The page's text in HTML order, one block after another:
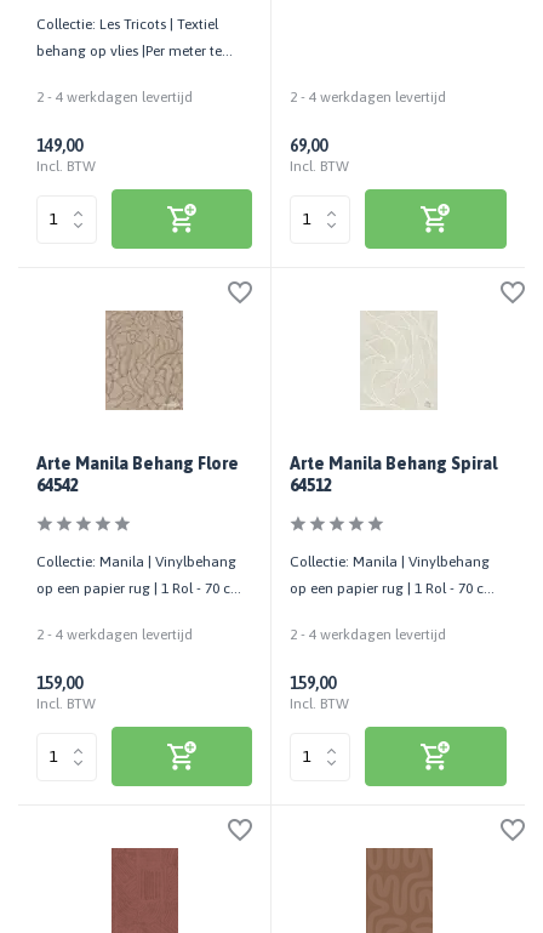
Collectie: Les Tricots | Textiel
behang op vlies |Per meter te
2 - 4 werkdagen levertijd
149,00
Incl. BTW
2 - 4 werkdagen levertijd
69,00
Incl. BTW
Arte Manila Behang Flore
64542
Collectie: Manila | Vinylbehang
op een papier rug | 1 Rol - 70 cm
2 - 4 werkdagen levertijd
159,00
Incl. BTW
Arte Manila Behang Spiral
64512
Collectie: Manila | Vinylbehang
op een papier rug | 1 Rol - 70 cm
2 - 4 werkdagen levertijd
159,00
Incl. BTW